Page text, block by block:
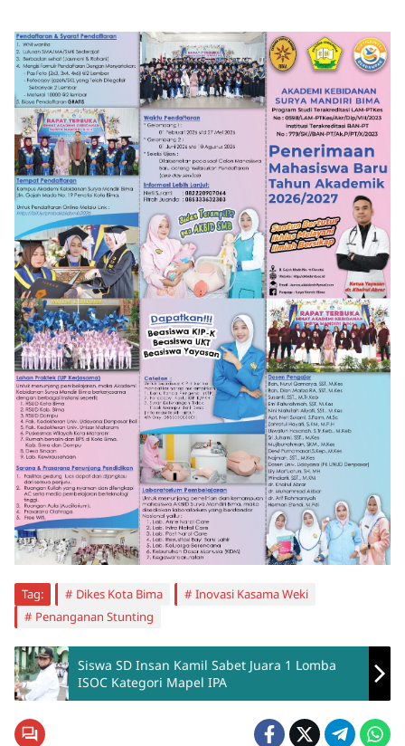
Tag: Dikes Kota Bima
Inovasi Kasama Weki
Penanganan Stunting
Siswa SD Insan Kamil Sabet Juara 1 Lomba
ISOC Kategori Mapel IPA